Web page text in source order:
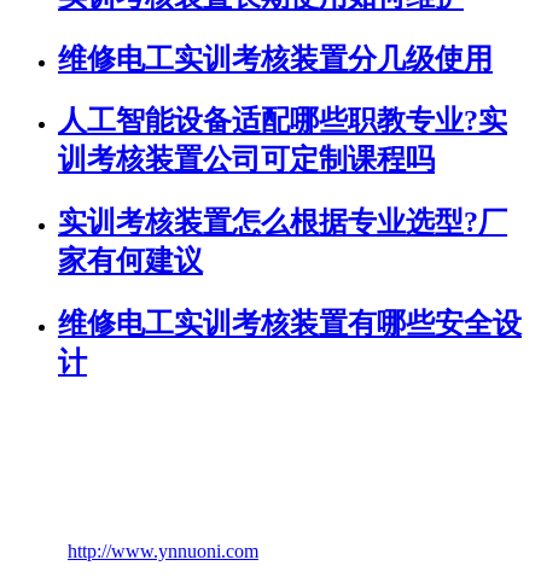
维修电工实训考核装置分几级使用
人工智能设备适配哪些职教专业?实
训考核装置公司可定制课程吗
实训考核装置怎么根据专业选型?厂
家有何建议
维修电工实训考核装置有哪些安全设
计
http://www.ynnuoni.com